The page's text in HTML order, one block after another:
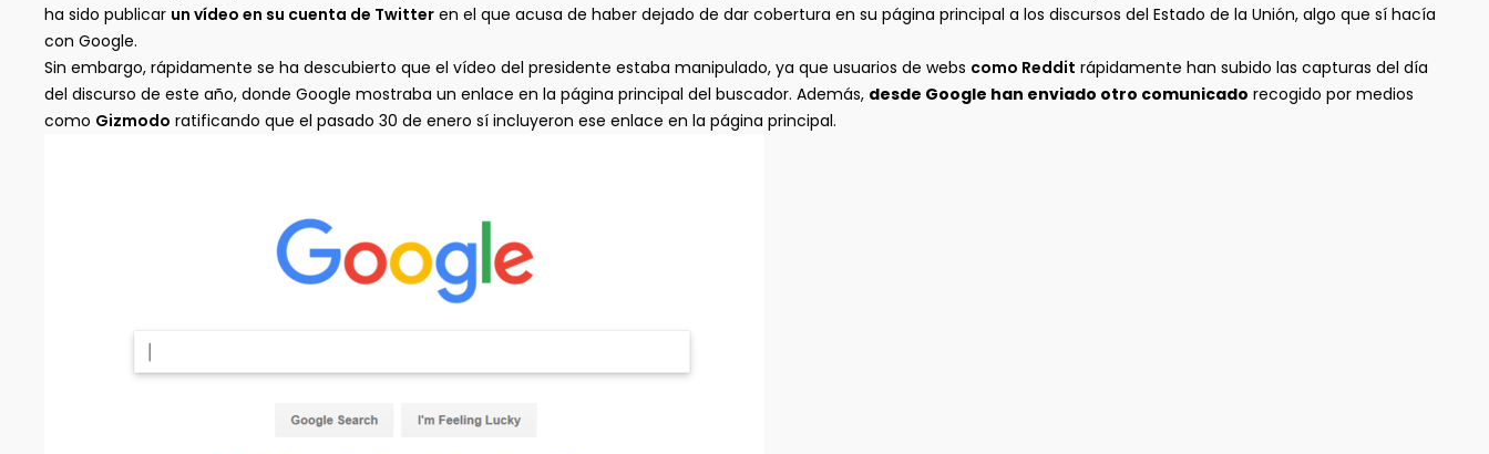
ha sido publicar un vídeo en su cuenta de Twitter en el que acusa de haber dejado de dar cobertura en su página principal a los discursos del Estado de la Unión, algo que sí hacía
con Google.
Sin embargo, rápidamente se ha descubierto que el vídeo del presidente estaba manipulado, ya que usuarios de webs como Reddit rápidamente han subido las capturas del día
del discurso de este año, donde Google mostraba un enlace en la página principal del buscador. Además, desde Google han enviado otro comunicado recogido por medios
como Gizmodo ratificando que el pasado 30 de enero sí incluyeron ese enlace en la página principal.